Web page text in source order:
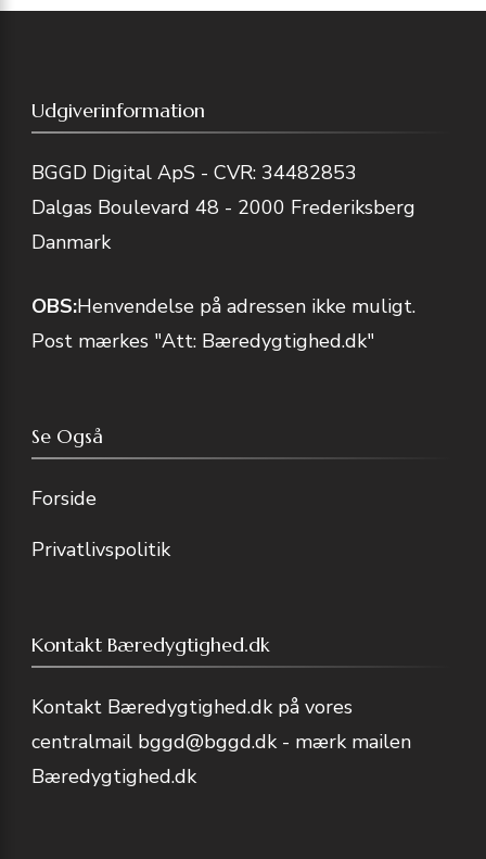
Udgiverinformation
BGGD Digital ApS - CVR: 34482853
Dalgas Boulevard 48 - 2000 Frederiksberg
Danmark
OBS:Henvendelse på adressen ikke muligt.
Post mærkes "Att: Bæredygtighed.dk"
Se Også
Forside
Privatlivspolitik
Kontakt Bæredygtighed.dk
Kontakt Bæredygtighed.dk på vores
centralmail bggd@bggd.dk - mærk mailen
Bæredygtighed.dk